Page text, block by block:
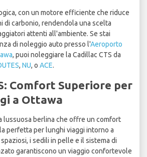
con un motore efficiente che riduce
di carbonio, rendendola una scelta
attenti all'ambiente. Se stai
di noleggio auto presso l'Aeroporto
, puoi noleggiare la Cadillac CTS da
, NU, o ACE.
Comfort Superiore per
a Ottawa
lussuosa berlina che offre un comfort
perfetta per lunghi viaggi intorno a
i sedili in pelle e il sistema di
garantiscono un viaggio confortevole